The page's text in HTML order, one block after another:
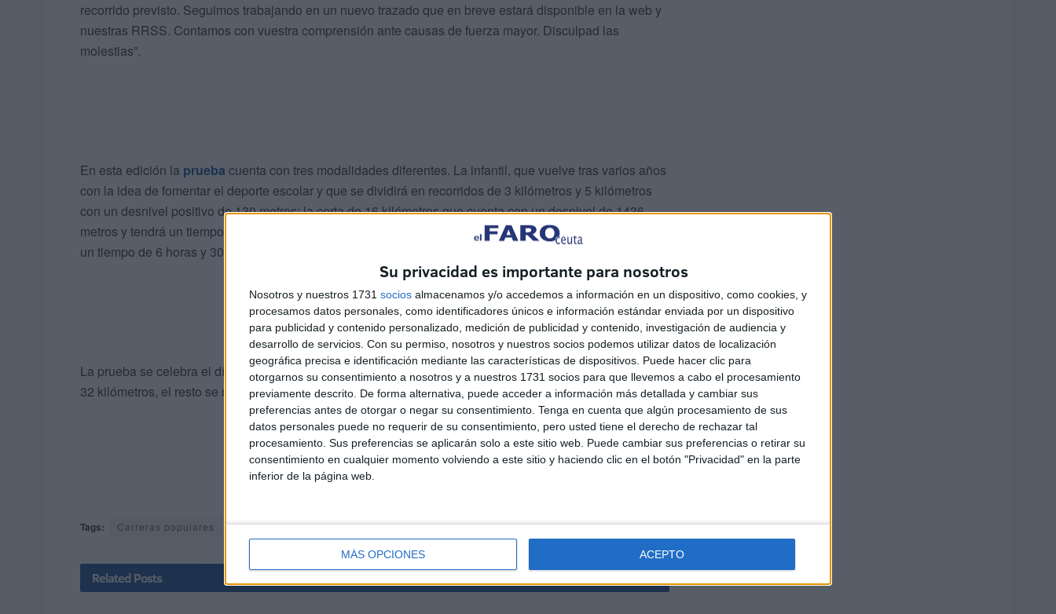
Su privacidad es importante para nosotros
Nosotros y nuestros 1731 socios almacenamos y/o accedemos a información en un dispositivo, como cookies, y
procesamos datos personales, como identificadores únicos e información estándar enviada por un dispositivo
para publicidad y contenido personalizado, medición de publicidad y contenido, investigación de audiencia y
desarrollo de servicios. Con su permiso, nosotros y nuestros socios podemos utilizar datos de localización
geográfica precisa e identificación mediante las características de dispositivos. Puede hacer clic para
otorgarnos su consentimiento a nosotros y a nuestros 1731 socios para que llevemos a cabo el procesamiento
previamente descrito. De forma alternativa, puede acceder a información más detallada y cambiar sus
preferencias antes de otorgar o negar su consentimiento. Tenga en cuenta que algún procesamiento de sus
datos personales puede no requerir de su consentimiento, pero usted tiene el derecho de rechazar tal
procesamiento. Sus preferencias se aplicarán solo a este sitio web. Puede cambiar sus preferencias o retirar su
consentimiento en cualquier momento volviendo a este sitio y haciendo clic en el botón "Privacidad" en la parte
inferior de la página web.
MÁS OPCIONES ACEPTO
recorrido previsto. Seguimos trabajando en un nuevo trazado que en breve estará disponible en la web y
nuestras RRSS. Contamos con vuestra comprensión ante causas de fuerza mayor. Disculpad las
molestias”.
En esta edición la prueba cuenta con tres modalidades diferentes. La infantil, que vuelve tras varios años
con la idea de fomentar el deporte escolar y que se dividirá en recorridos de 3 kilómetros y 5 kilómetros
con un desnivel positivo de 130 metros; la corta de 16 kilómetros que cuenta con un desnivel de 1436
metros y tendrá un tiempo límite de 3 horas y 30 minutos; y el recorrido largo de 32 kilómetros que tendrá
un tiempo de 6 horas y 30 minutos y contará con un desnivel acumulado de 2778 metros.
La prueba se celebra el día 15 de octubre con salida en el Centro Ecuestre de Ceuta y salvo la prueba de
32 kilómetros, el resto se mantiene intacto.
Tags: Carreras populares Montañismo Senderismo
Related Posts